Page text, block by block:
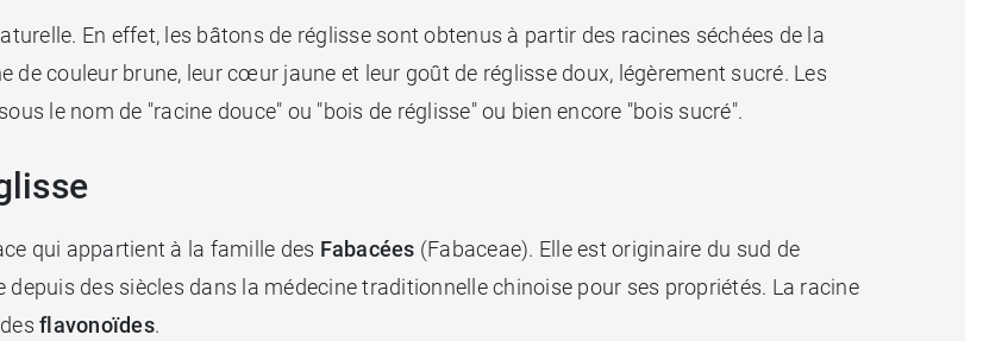
En effet, les bâtons de réglisse sont obtenus à partir des racines séchées de la
de couleur brune, leur cœur jaune et leur goût de réglisse doux, légèrement sucré. Les
le nom de "racine douce" ou "bois de réglisse" ou bien encore "bois sucré".
qui appartient à la famille des Fabacées (Fabaceae). Elle est originaire du sud de
depuis des siècles dans la médecine traditionnelle chinoise pour ses propriétés. La racine
flavonoïdes.